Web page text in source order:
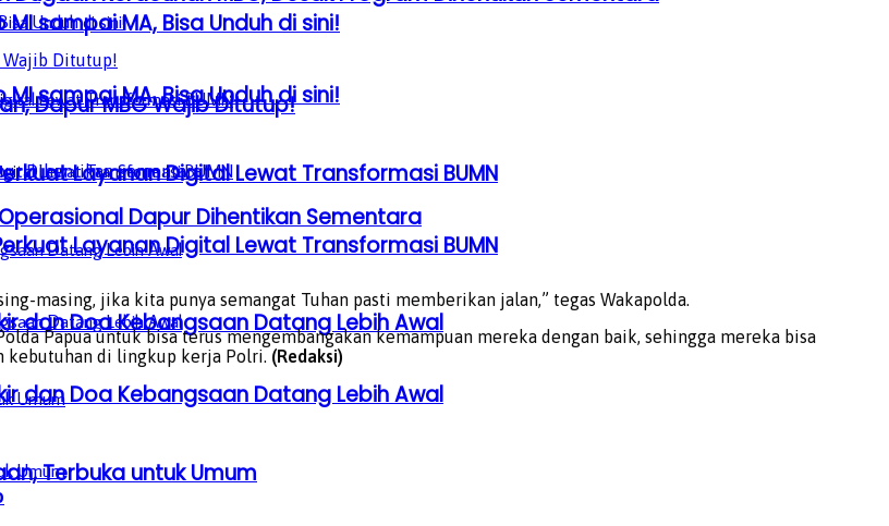
sampai MA, Bisa Unduh di sini!
Layanan Digital Lewat Transformasi BUMN
dan Doa Kebangsaan Datang Lebih Awal
Terbuka untuk Umum
sampai MA, Bisa Unduh di sini!
Layanan Digital Lewat Transformasi BUMN
dan Doa Kebangsaan Datang Lebih Awal
Dapur MBG Wajib Ditutup!
Dapur Dihentikan Sementara
masing, jika kita punya semangat Tuhan pasti memberikan jalan,” tegas Wakapolda.
Papua untuk bisa terus mengembangakan kemampuan mereka dengan baik, sehingga mereka bisa
kebutuhan di lingkup kerja Polri. (Redaksi)